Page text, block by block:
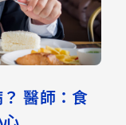
醫師：食